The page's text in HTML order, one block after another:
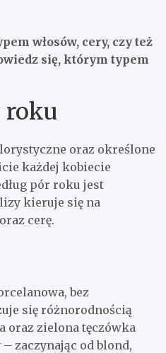
włosów, cery, czy też
się, którym typem
roku
oraz określone
każdej kobiecie
pór roku jest
kieruje się na
cerę.
bez
się różnorodnością
oraz zielona tęczówka
zaczynając od blond,